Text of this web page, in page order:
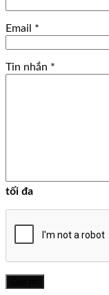
Email *
Tin nhắn *
tối đa